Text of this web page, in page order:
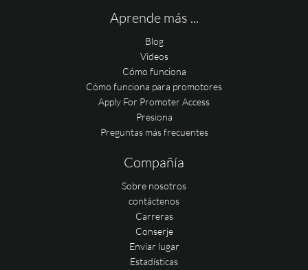
Aprende más ...
Blog
Videos
Cómo funciona
Cómo funciona para promotores
Apply For Promoter Access
Presiona
Preguntas más frecuentes
Compañía
Sobre nosotros
contáctenos
Carreras
Conserje
Enviar lugar
Estadísticas